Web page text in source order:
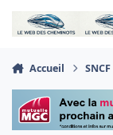
Aller au contenu
Accueil SNCF